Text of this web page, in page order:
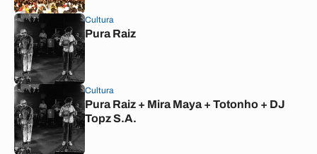
Cultura
Pura Raiz
Cultura
Pura Raiz + Mira Maya + Totonho + DJ
Topz S.A.